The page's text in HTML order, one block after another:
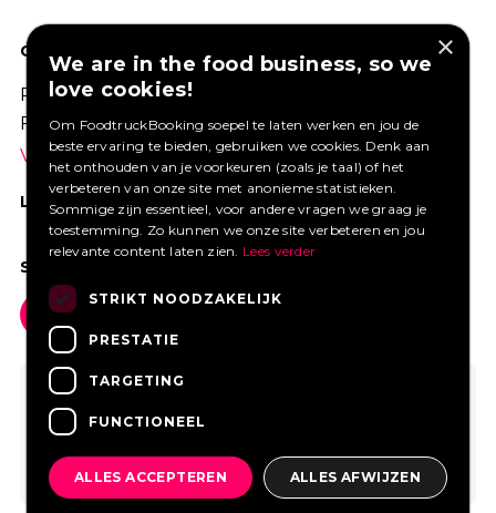
GOED VERZEKERD ONDERNEMEN?
Profiteer van een aantrekkelijke premie via
Foodtruckbooking.
Vraag een offerte aan.
LIKE ONS OP FACEBOOK
SOCIAL MEDIA
×
We are in the food business, so we
love cookies!
Om FoodtruckBooking soepel te laten werken en jou de
beste ervaring te bieden, gebruiken we cookies. Denk aan
het onthouden van je voorkeuren (zoals je taal) of het
verbeteren van onze site met anonieme statistieken.
Sommige zijn essentieel, voor andere vragen we graag je
toestemming. Zo kunnen we onze site verbeteren en jou
relevante content laten zien. Lees verder
STRIKT NOODZAKELIJK
PRESTATIE
TARGETING
FUNCTIONEEL
ALLES ACCEPTEREN ALLES AFWIJZEN